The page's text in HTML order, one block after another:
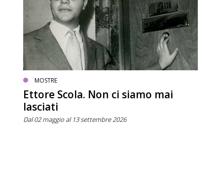
MOSTRE
Ettore Scola. Non ci siamo mai
lasciati
Dal 02 maggio al 13 settembre 2026